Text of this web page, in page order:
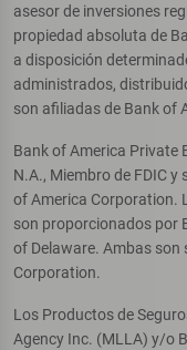
asesor de inversiones
propiedad absoluta de
a disposición
administrados,
son afiliadas de Bank of
Bank of America Private
N.A., Miembro de FDIC
of America Corporation.
son proporcionados por
of Delaware. Ambas son
Corporation.
Los Productos de
Agency Inc. (MLLA) y/o